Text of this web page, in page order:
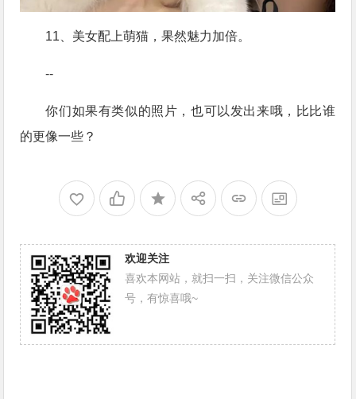
11、美女配上萌猫，果然魅力加倍。
--
你们如果有类似的照片，也可以发出来哦，比比谁
的更像一些？
欢迎关注
喜欢本网站，就扫一扫，关注微信公众
号，有惊喜哦~